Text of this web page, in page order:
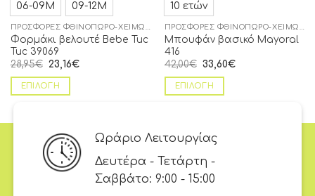
06-09Μ 09-12Μ
Φορμάκι βελουτέ Bebe Tuc
Tuc 39069
28,95€ 23,16€
ΕΠΙΛΟΓΉ
10 ετών
Μπουφάν βασικό Mayoral
416
42,00€ 33,60€
ΕΠΙΛΟΓΉ
Ωράριο Λειτουργίας
Δευτέρα - Τετάρτη -
Σαββάτο: 9:00 - 15:00